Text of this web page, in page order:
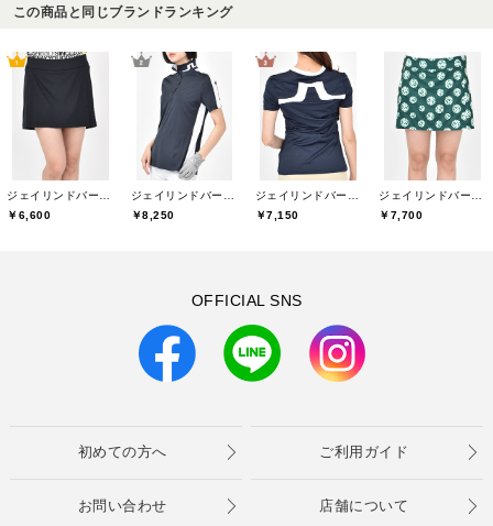
この商品と同じブランドランキング
ジェイリンドバーグ(J.LINDEBERG)
￥6,600
ジェイリンドバーグ(J.LINDEBERG)
￥8,250
ジェイリンドバーグ(J.LINDEBERG)
￥7,150
ジェイリンドバーグ(J.LINDEBERG)
￥7,700
OFFICIAL SNS
初めての方へ ご利用ガイド
お問い合わせ 店舗について